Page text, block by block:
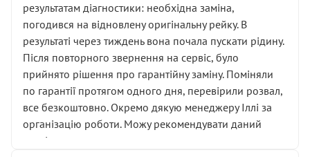
результатам діагностики: необхідна заміна,
погодився на відновлену оригінальну рейку. В
результаті через тиждень вона почала пускати рідину.
Після повторного звернення на сервіс, було
прийнято рішення про гарантійну заміну. Поміняли
по гарантії протягом одного дня, перевірили розвал,
все безкоштовно. Окремо дякую менеджеру Іллі за
організацію роботи. Можу рекомендувати даний
сервіс.